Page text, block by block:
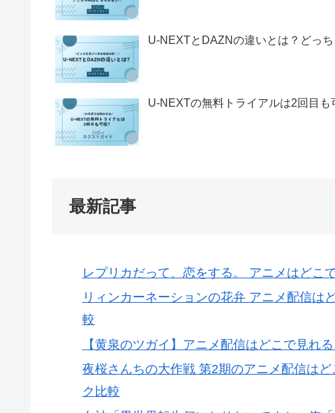
U-NEXTとDAZNの違いとは？どっち
U-NEXTの無料トライアルは2回目
最新記事
レプリカだって、恋をする。 アニメはどこ
リィンカーネーションの花弁 アニメ配信は
較
【黄泉のツガイ】アニメ配信はどこで見れ
夜桜さんちの大作戦 第2期のアニメ配信は
ク比較